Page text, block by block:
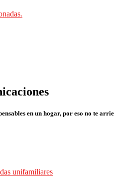
en un hogar, por eso no te
unifamiliares